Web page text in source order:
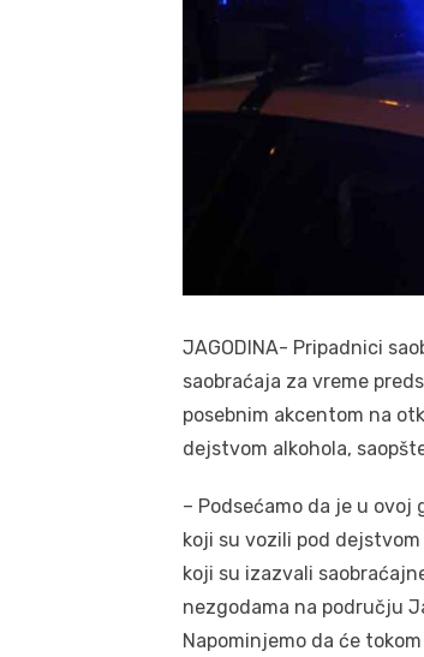
JAGODINA- Pripadnici
saobraćaja za vreme
posebnim akcentom na
dejstvom alkohola,
– Podsećamo da je u ovoj
koji su vozili pod dejstvom
koji su izazvali
nezgodama na području
Napominjemo da će